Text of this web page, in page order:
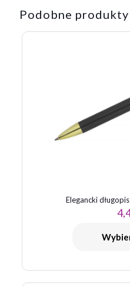
BONITO”
Twój adres email nie zostanie
3
mail*
Podobne produkty
Elegancki